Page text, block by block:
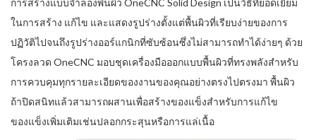
การสร้างแบบจำลองพื้นผิว OneCNC Solid Design เป็นวิธีที่ยอดเยี่ยม
ในการสร้าง แก้ไข และแสดงรูปร่างตั้งแต่พื้นผิวที่เรียบง่ายของการ
ปฏิวัติไปจนถึงรูปร่างออร์แกนิกที่ซับซ้อนซึ่งไม่สามารถทำได้ง่ายๆ ด้วย
โครงลวด OneCNC มอบชุดเครื่องมือออกแบบพื้นผิวที่ทรงพลังสำหรับ
การควบคุมทุกรายละเอียดของงานของคุณอย่างตรงไปตรงมา พื้นผิว
ถ้าปิดสนิทแล้วสามารถผสานเพื่อสร้างของแข็งสำหรับการแก้ไข
ของแข็งเพิ่มเติมเช่นปลอกกระสุนหรือการแล่เนื้อ